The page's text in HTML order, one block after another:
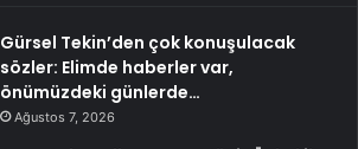
Gürsel Tekin’den çok konuşulacak
sözler: Elimde haberler var,
önümüzdeki günlerde…
Ağustos 7, 2026